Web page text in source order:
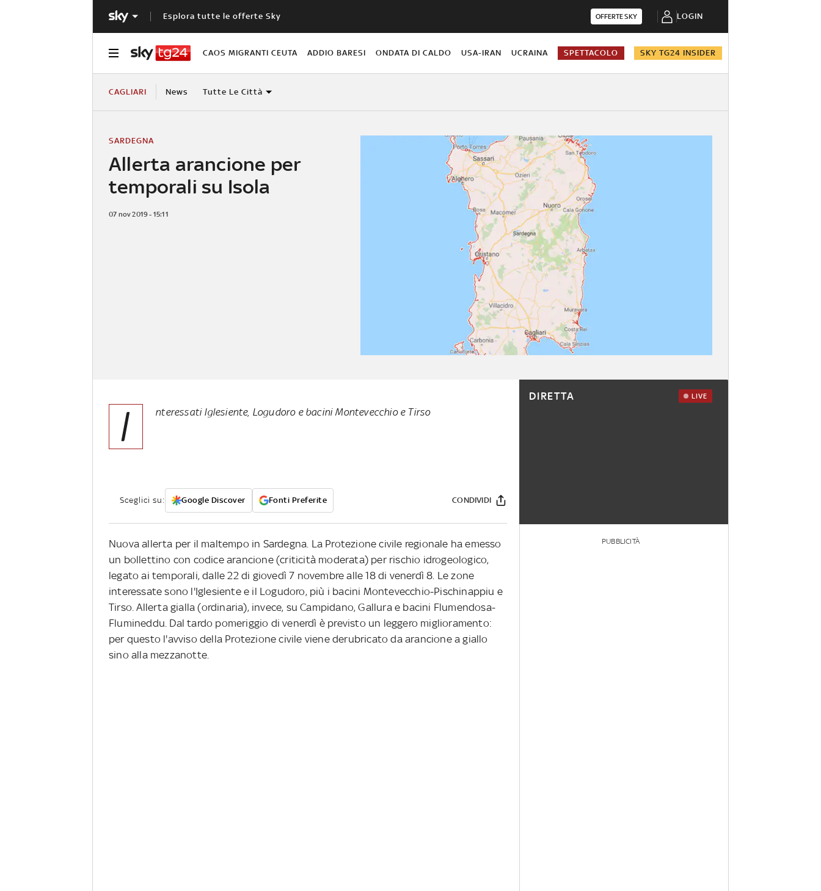
Esplora tutte le offerte Sky OFFERTE SKY LOGIN
CAOS MIGRANTI CEUTA ADDIO BARESI ONDATA DI CALDO USA-IRAN UCRAINA SPETTACOLO SKY TG24 INSIDER
CAGLIARI News Tutte Le Città
Allerta arancione per
temporali su Isola
SARDEGNA
07 nov 2019 - 15:11
I nteressati Iglesiente, Logudoro e bacini Montevecchio e Tirso
Sceglici su: Google Discover Fonti Preferite CONDIVIDI
Nuova allerta per il maltempo in Sardegna. La Protezione civile regionale ha emesso
un bollettino con codice arancione (criticità moderata) per rischio idrogeologico,
legato ai temporali, dalle 22 di giovedì 7 novembre alle 18 di venerdì 8. Le zone
interessate sono l'Iglesiente e il Logudoro, più i bacini Montevecchio-Pischinappiu e
Tirso. Allerta gialla (ordinaria), invece, su Campidano, Gallura e bacini Flumendosa-
Flumineddu. Dal tardo pomeriggio di venerdì è previsto un leggero miglioramento:
per questo l'avviso della Protezione civile viene derubricato da arancione a giallo
sino alla mezzanotte.
DIRETTA LIVE
PUBBLICITÀ